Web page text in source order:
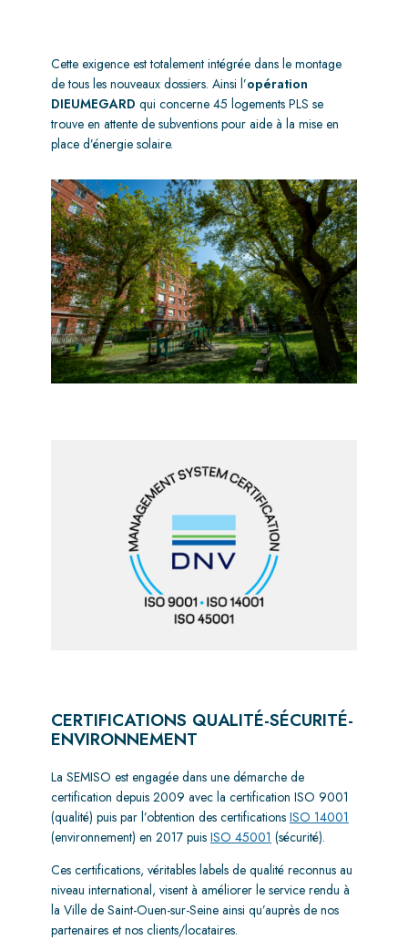
Cette exigence est totalement intégrée dans le montage
de tous les nouveaux dossiers. Ainsi l’opération
DIEUMEGARD qui concerne 45 logements PLS se
trouve en attente de subventions pour aide à la mise en
place d’énergie solaire.
CERTIFICATIONS QUALITÉ-SÉCURITÉ-
ENVIRONNEMENT
La SEMISO est engagée dans une démarche de
certification depuis 2009 avec la certification ISO 9001
(qualité) puis par l’obtention des certifications ISO 14001
(environnement) en 2017 puis ISO 45001 (sécurité).
Ces certifications, véritables labels de qualité reconnus au
niveau international, visent à améliorer le service rendu à
la Ville de Saint-Ouen-sur-Seine ainsi qu’auprès de nos
partenaires et nos clients/locataires.